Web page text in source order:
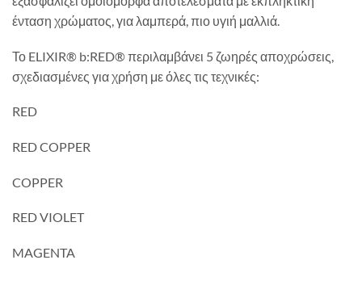
ένταση χρώματος, για λαμπερά, πιο υγιή μαλλιά.
Το ELIXIR® b:RED® περιλαμβάνει 5 ζωηρές αποχρώσεις,
σχεδιασμένες για χρήση με όλες τις τεχνικές:
RED
RED COPPER
COPPER
RED VIOLET
MAGENTA